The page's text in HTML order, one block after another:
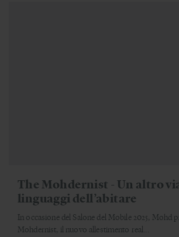
The Mohdernist - Un altro
linguaggi dell’abitare
In occasione del Salone del Mobile 2025, Mohd
Mohdernist, il nuovo allestimento real...